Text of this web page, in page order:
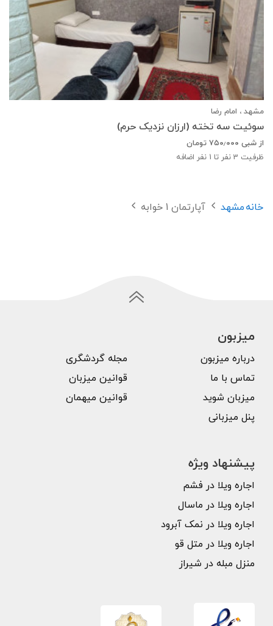
مشهد ، امام رضا
سوئیت سه تخته (ارزان نزدیک حرم)
از شبی ۷۵۰٫۰۰۰ تومان
ظرفیت 3 نفر تا 1 نفر اضافه
خانهمشهد آپارتمان 1 خوابه
میزبون
درباره میزبون
تماس با ما
میزبان شوید
پنل میزبانی
مجله گردشگری
قوانین میزبان
قوانین میهمان
پیشنهاد ویژه
اجاره ویلا در فشم
اجاره ویلا در ماسال
اجاره ویلا در نمک آبرود
اجاره ویلا در متل قو
منزل مبله در شیراز